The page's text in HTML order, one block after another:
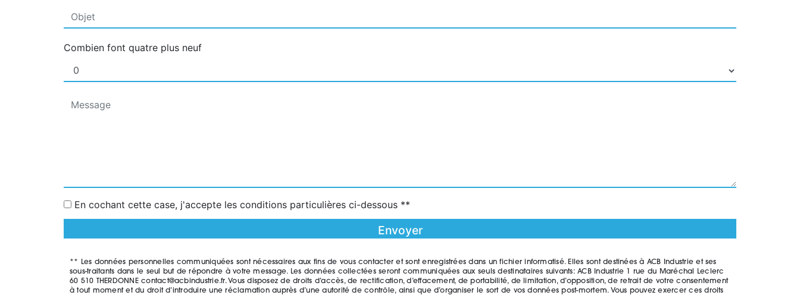
Combien font quatre plus neuf
En cochant cette case, j'accepte les conditions particulières ci-dessous **
Envoyer
** Les données personnelles communiquées sont nécessaires aux fins de vous contacter et sont enregistrées dans un fichier informatisé. Elles sont destinées à ACB Industrie et ses
sous-traitants dans le seul but de répondre à votre message. Les données collectées seront communiquées aux seuls destinataires suivants: ACB Industrie 1 rue du Maréchal Leclerc
60 510 THERDONNE contact@acbindustrie.fr. Vous disposez de droits d’accès, de rectification, d’effacement, de portabilité, de limitation, d’opposition, de retrait de votre consentement
à tout moment et du droit d’introduire une réclamation auprès d’une autorité de contrôle, ainsi que d’organiser le sort de vos données post-mortem. Vous pouvez exercer ces droits